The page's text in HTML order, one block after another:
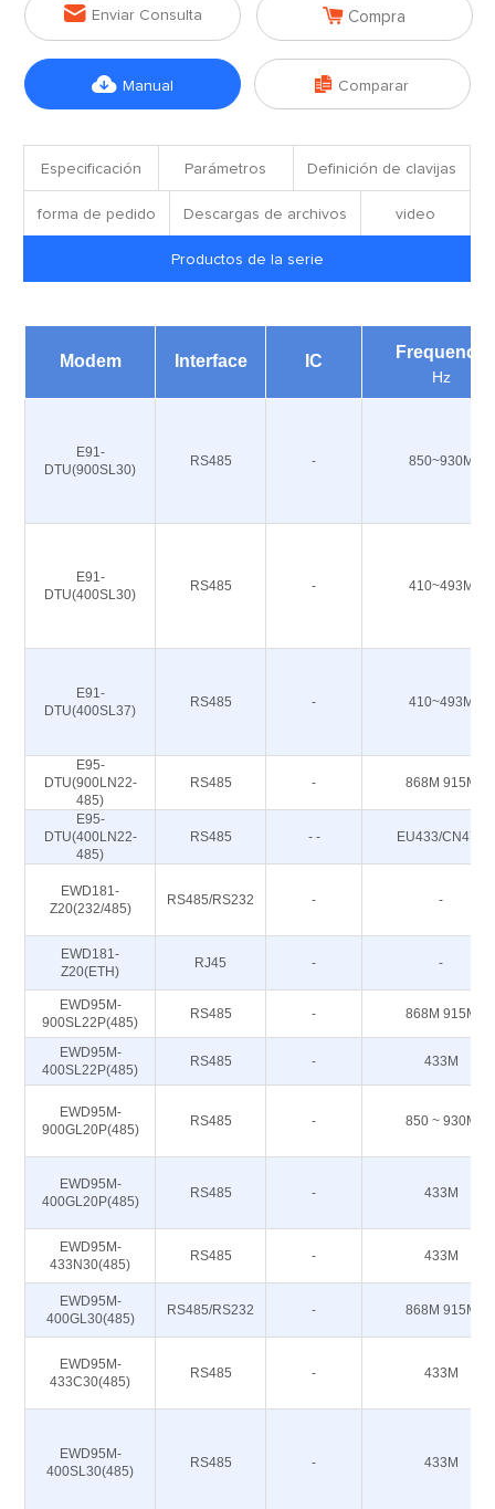
 Enviar Consulta  Compra
 Manual  Comparar
Especificación Parámetros Definición de clavijas
forma de pedido Descargas de archivos video
Productos de la serie
Modem Interface IC Frequency
Hz
E91-
DTU(900SL30)
RS485 - 850~930M
E91-
DTU(400SL30)
RS485 - 410~493M
E91-
DTU(400SL37)
RS485 - 410~493M
E95-
DTU(900LN22-
485)
RS485 - 868M 915M
E95-
DTU(400LN22-
485)
RS485 - - EU433/CN470
EWD181-
Z20(232/485)
RS485/RS232 - -
EWD181-
Z20(ETH)
RJ45 - -
EWD95M-
900SL22P(485)
RS485 - 868M 915M
EWD95M-
400SL22P(485)
RS485 - 433M
EWD95M-
900GL20P(485)
RS485 - 850 ~ 930M
EWD95M-
400GL20P(485)
RS485 - 433M
EWD95M-
433N30(485)
RS485 - 433M
EWD95M-
400GL30(485)
RS485/RS232 - 868M 915M
EWD95M-
433C30(485)
RS485 - 433M
EWD95M-
400SL30(485)
RS485 - 433M